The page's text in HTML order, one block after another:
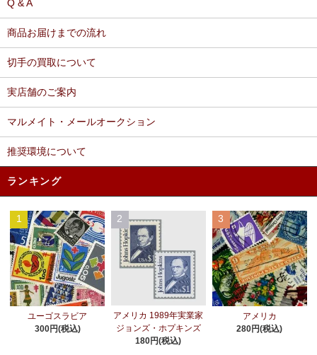
Q & A
商品お届けまでの流れ
切手の買取について
実店舗のご案内
マルメイト・メールオークション
推奨環境について
ランキング
1
ユーゴスラビア
300円(税込)
2
アメリカ 1989年実業家
ジョンズ・ホプキンズ
180円(税込)
3
アメリカ
280円(税込)